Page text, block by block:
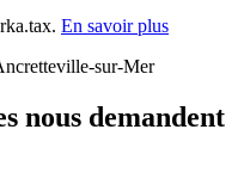
En savoir plus
sur-Mer
nous demandent